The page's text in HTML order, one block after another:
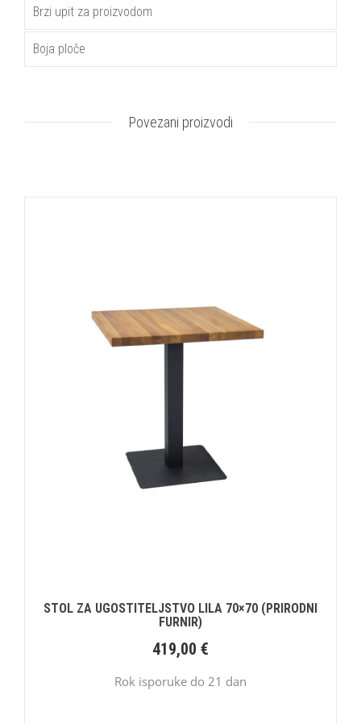
Brzi upit za proizvodom
Boja ploče
Povezani proizvodi
STOL ZA UGOSTITELJSTVO LILA 70×70 (PRIRODNI
FURNIR)
419,00 €
Rok isporuke do 21 dan